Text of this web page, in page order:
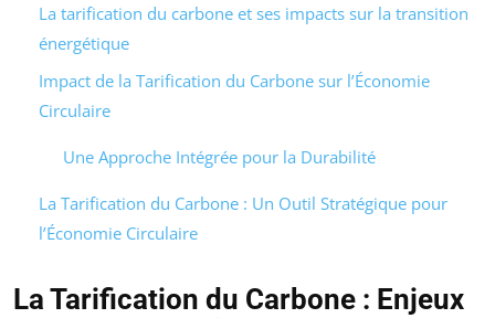
La tarification du carbone et ses impacts sur la transition
énergétique
Impact de la Tarification du Carbone sur l’Économie
Circulaire
Une Approche Intégrée pour la Durabilité
La Tarification du Carbone : Un Outil Stratégique pour
l’Économie Circulaire
La Tarification du Carbone : Enjeux